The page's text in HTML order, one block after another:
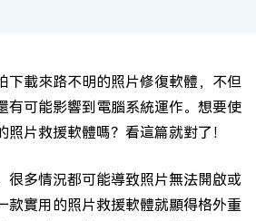
下載來路不明的照片修復軟體，不但
有可能影響到電腦系統運作。想要使
照片救援軟體嗎？看這篇就對了！
很多情況都可能導致照片無法開啟或
款實用的照片救援軟體就顯得格外重